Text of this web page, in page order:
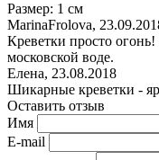
Размер: 1 см
MarinaFrolova,
Креветки просто
московской воде.
Елена, 23.08.2018
Шикарные креветки -
Оставить отзыв
Имя
E-mail